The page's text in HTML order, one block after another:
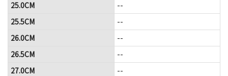
25.0CM
--
25.5CM
--
26.0CM
--
26.5CM
--
27.0CM
--